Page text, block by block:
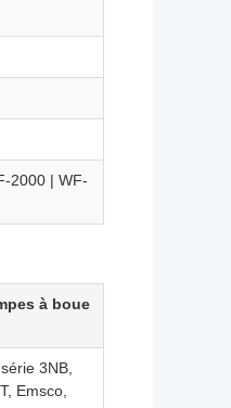
2000 | WF-
à boue
3NB,
Emsco,